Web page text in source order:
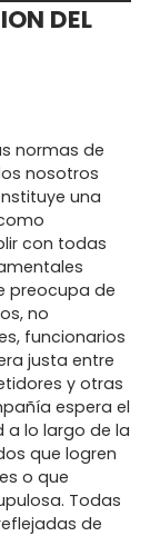
DEL
normas de
nosotros
una
con todas
preocupa de
no
funcionarios
justa entre
y otras
espera el
a lo largo de la
que logren
o que
Todas
de